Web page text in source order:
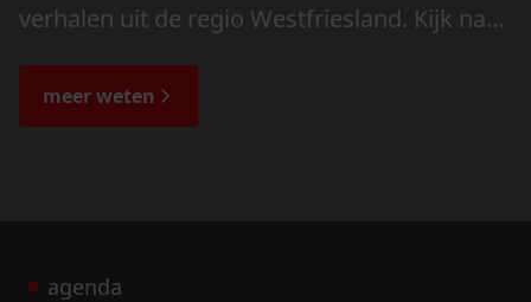
verhalen uit de regio Westfriesland. Kijk naar
de bijzondere verhalen.
meer weten
agenda